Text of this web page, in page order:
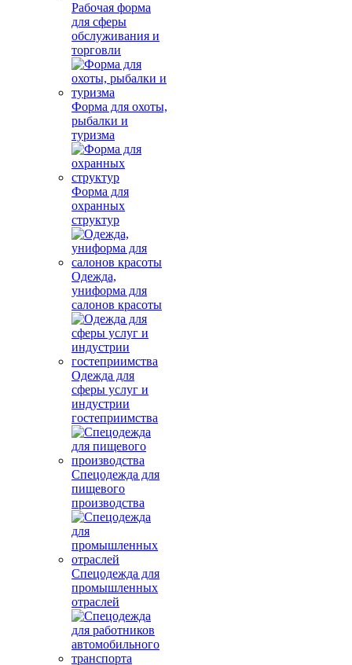
Рабочая форма
для сферы
обслуживания и
торговли
Форма для охоты,
рыбалки и
туризма
Форма для
охранных
структур
Одежда,
униформа для
салонов красоты
Одежда для
сферы услуг и
индустрии
гостеприимства
Спецодежда для
пищевого
производства
Спецодежда для
промышленных
отраслей